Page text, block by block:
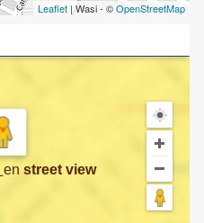
Leaflet | Wasi - ©OpenStreetMap
en street view